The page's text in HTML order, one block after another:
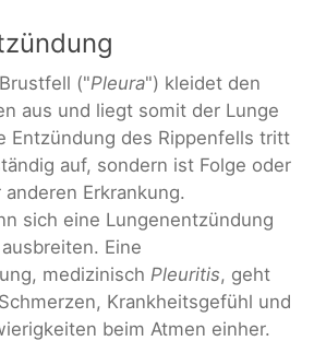
("Pleura") kleidet den
aus und liegt somit der Lunge
Entzündung des Rippenfells tritt
auf, sondern ist Folge oder
Erkrankung.
sich eine Lungenentzündung
Eine
medizinisch Pleuritis, geht
Krankheitsgefühl und
beim Atmen einher.